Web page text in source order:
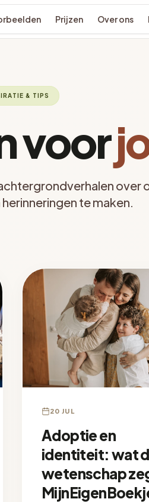
Prijzen Over ons
& TIPS
voor
over
te maken.
20 JUL
Adoptie en
identiteit: wat
wetenschap